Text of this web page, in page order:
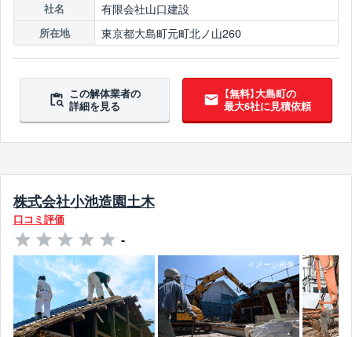
社名 有限会社山口建設
所在地 東京都大島町元町北ノ山260
この解体業者の
詳細を見る
【無料】大島町の
最大6社に見積依頼
株式会社小池造園土木
口コミ評価
-